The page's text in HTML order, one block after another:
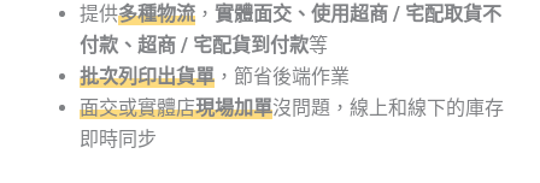
提供多種物流 ， 實體面交、使用超商 / 宅配取貨不
付款、超商 / 宅配貨到付款等
批次列印出貨單 ，節省後端作業
面交或實體店現場加單沒問題，線上和線下的庫存
即時同步